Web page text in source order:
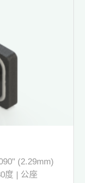
(2.29mm)
度 | 公座